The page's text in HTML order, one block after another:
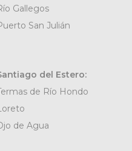
Gallegos
San Julián
del Estero:
de Río Hondo
de Agua